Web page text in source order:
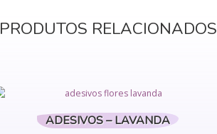
PRODUTOS RELACIONADOS
ADESIVOS – LAVANDA